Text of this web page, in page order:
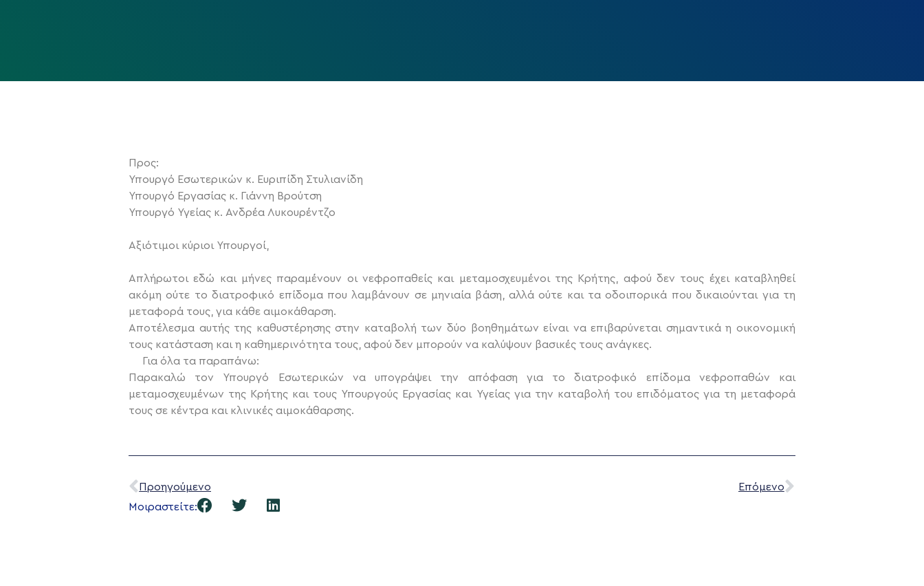
Προς:
Υπουργό Εσωτερικών κ. Ευριπίδη Στυλιανίδη
Υπουργό Εργασίας κ. Γιάννη Βρούτση
Υπουργό Υγείας κ. Ανδρέα Λυκουρέντζο
Αξιότιμοι κύριοι Υπουργοί,
Απλήρωτοι εδώ και μήνες παραμένουν οι νεφροπαθείς και μεταμοσχευμένοι της Κρήτης, αφού δεν τους έχει καταβληθεί
ακόμη ούτε το διατροφικό επίδομα που λαμβάνουν σε μηνιαία βάση, αλλά ούτε και τα οδοιπορικά που δικαιούνται για τη
μεταφορά τους, για κάθε αιμοκάθαρση.
Αποτέλεσμα αυτής της καθυστέρησης στην καταβολή των δύο βοηθημάτων είναι να επιβαρύνεται σημαντικά η οικονομική
τους κατάσταση και η καθημερινότητα τους, αφού δεν μπορούν να καλύψουν βασικές τους ανάγκες.
Για όλα τα παραπάνω:
Παρακαλώ τον Υπουργό Εσωτερικών να υπογράψει την απόφαση για το διατροφικό επίδομα νεφροπαθών και
μεταμοσχευμένων της Κρήτης και τους Υπουργούς Εργασίας και Υγείας για την καταβολή του επιδόματος για τη μεταφορά
τους σε κέντρα και κλινικές αιμοκάθαρσης.
Προηγούμενο
Επόμενο
Μοιραστείτε: